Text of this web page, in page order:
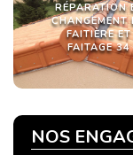
RÉPARATION
CHANGEMENT
FAITIÈRE ET
FAITAGE 34
NOS